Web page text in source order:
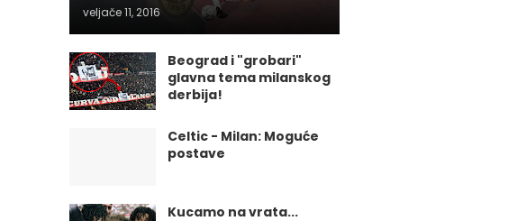
veljače 11, 2016
Beograd i "grobari"
glavna tema milanskog
derbija!
Celtic - Milan: Moguće
postave
Kucamo na vrata...